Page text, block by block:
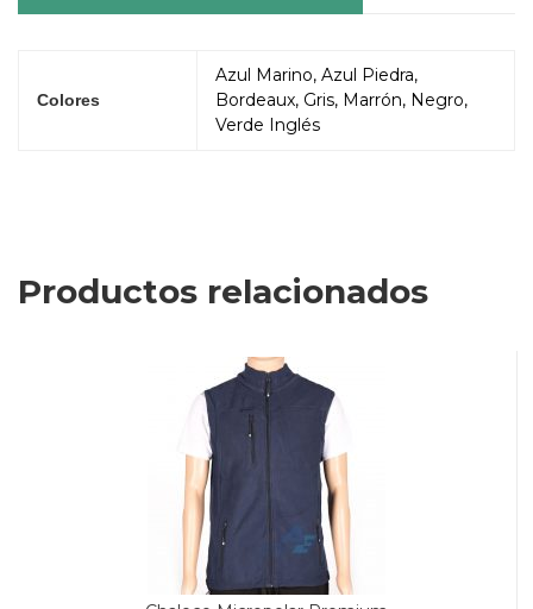
Colores
Azul Marino, Azul Piedra,
Bordeaux, Gris, Marrón, Negro,
Verde Inglés
Productos relacionados